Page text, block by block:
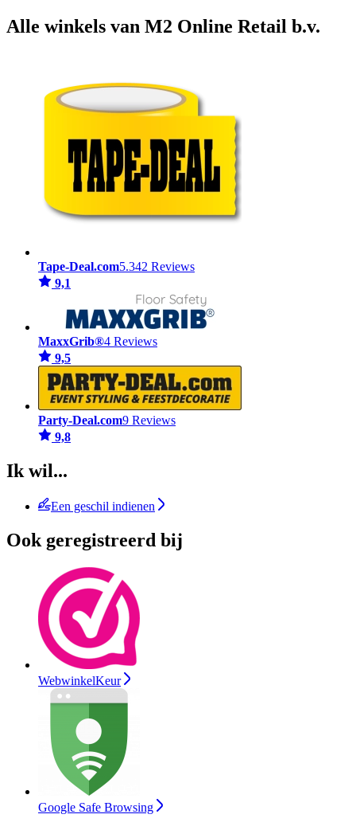
Alle winkels van M2 Online Retail b.v.
Tape-Deal.com5.342 Reviews
9,1
MaxxGrib®4 Reviews
9,5
Party-Deal.com9 Reviews
9,8
Ik wil...
Een geschil indienen
Ook geregistreerd bij
WebwinkelKeur
Google Safe Browsing